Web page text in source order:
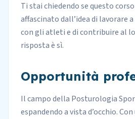
Ti stai chiedendo se questo
affascinato dall’idea di
con gli atleti e di contribuire al
risposta è sì.
Opportunità
Il campo della Posturologia
espandendo a vista d’occhio.